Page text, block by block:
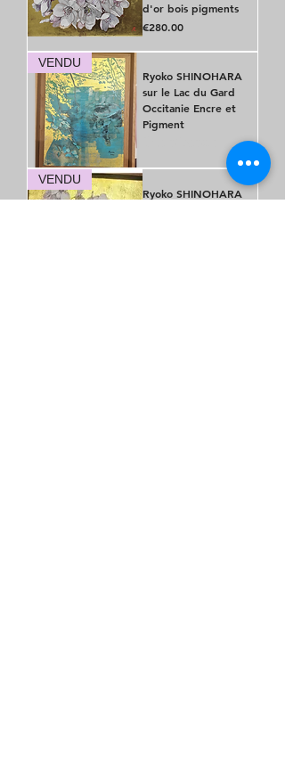
d'or bois pigments
Price
€280.00
VENDU
Ryoko SHINOHARA
sur le Lac du Gard
Occitanie Encre et
Pigment
VENDU
Ryoko SHINOHARA